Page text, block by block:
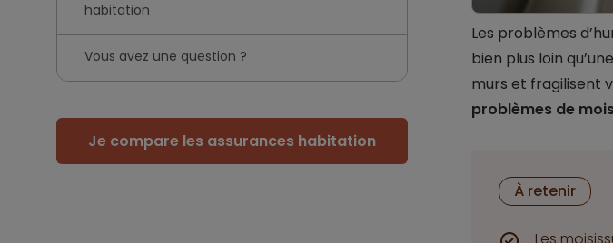
habitation
Vous avez une question ?
Je compare les assurances habitation
Les problèmes
bien plus loin
murs et fragilisent
problèmes de
À retenir
Les